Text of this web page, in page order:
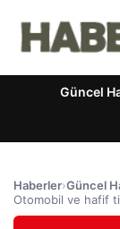
Güncel
Haberler›Güncel
Otomobil ve hafif